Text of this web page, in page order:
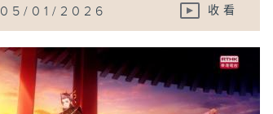
05/01/2026 收看